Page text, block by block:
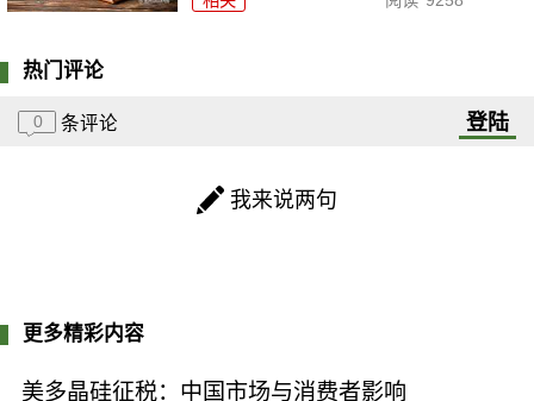
热门评论
0 条评论 登陆
我来说两句
更多精彩内容
美多晶硅征税：中国市场与消费者影响